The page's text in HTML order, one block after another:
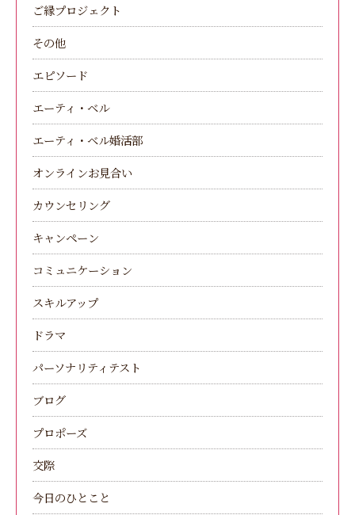
ご縁プロジェクト
その他
エピソード
エーティ・ベル
エーティ・ベル婚活部
オンラインお見合い
カウンセリング
キャンペーン
コミュニケーション
スキルアップ
ドラマ
パーソナリティテスト
ブログ
プロポーズ
交際
今日のひとこと